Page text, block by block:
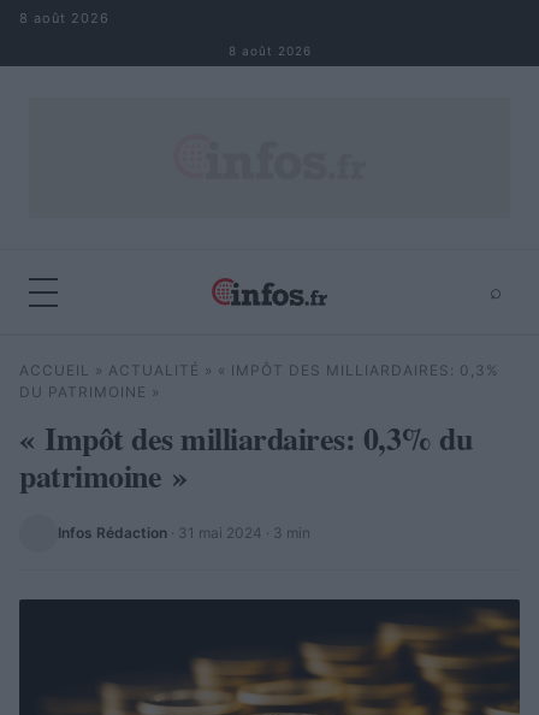
Aller au contenu
8 août 2026
8 août 2026
⌕
Rechercher ⌕ ×
ACCUEIL » ACTUALITÉ » « IMPÔT DES MILLIARDAIRES: 0,3%
DU PATRIMOINE »
« Impôt des milliardaires: 0,3% du
patrimoine »
Infos Rédaction · 31 mai 2024 · 3 min